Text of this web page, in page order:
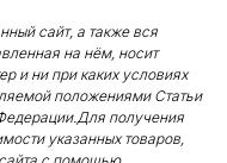
сайт, а также вся
на нём, носит
и ни при каких условиях
положениями Статьи
получения
указанных товаров,